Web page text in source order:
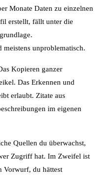
Monate Daten zu einzelnen
erstellt, fällt unter die
meistens unproblematisch.
Kopieren ganzer
Das Erkennen und
erlaubt. Zitate aus
im eigenen
Quellen du überwachst,
Zugriff hat. Im Zweifel ist
Vorwurf, du hättest